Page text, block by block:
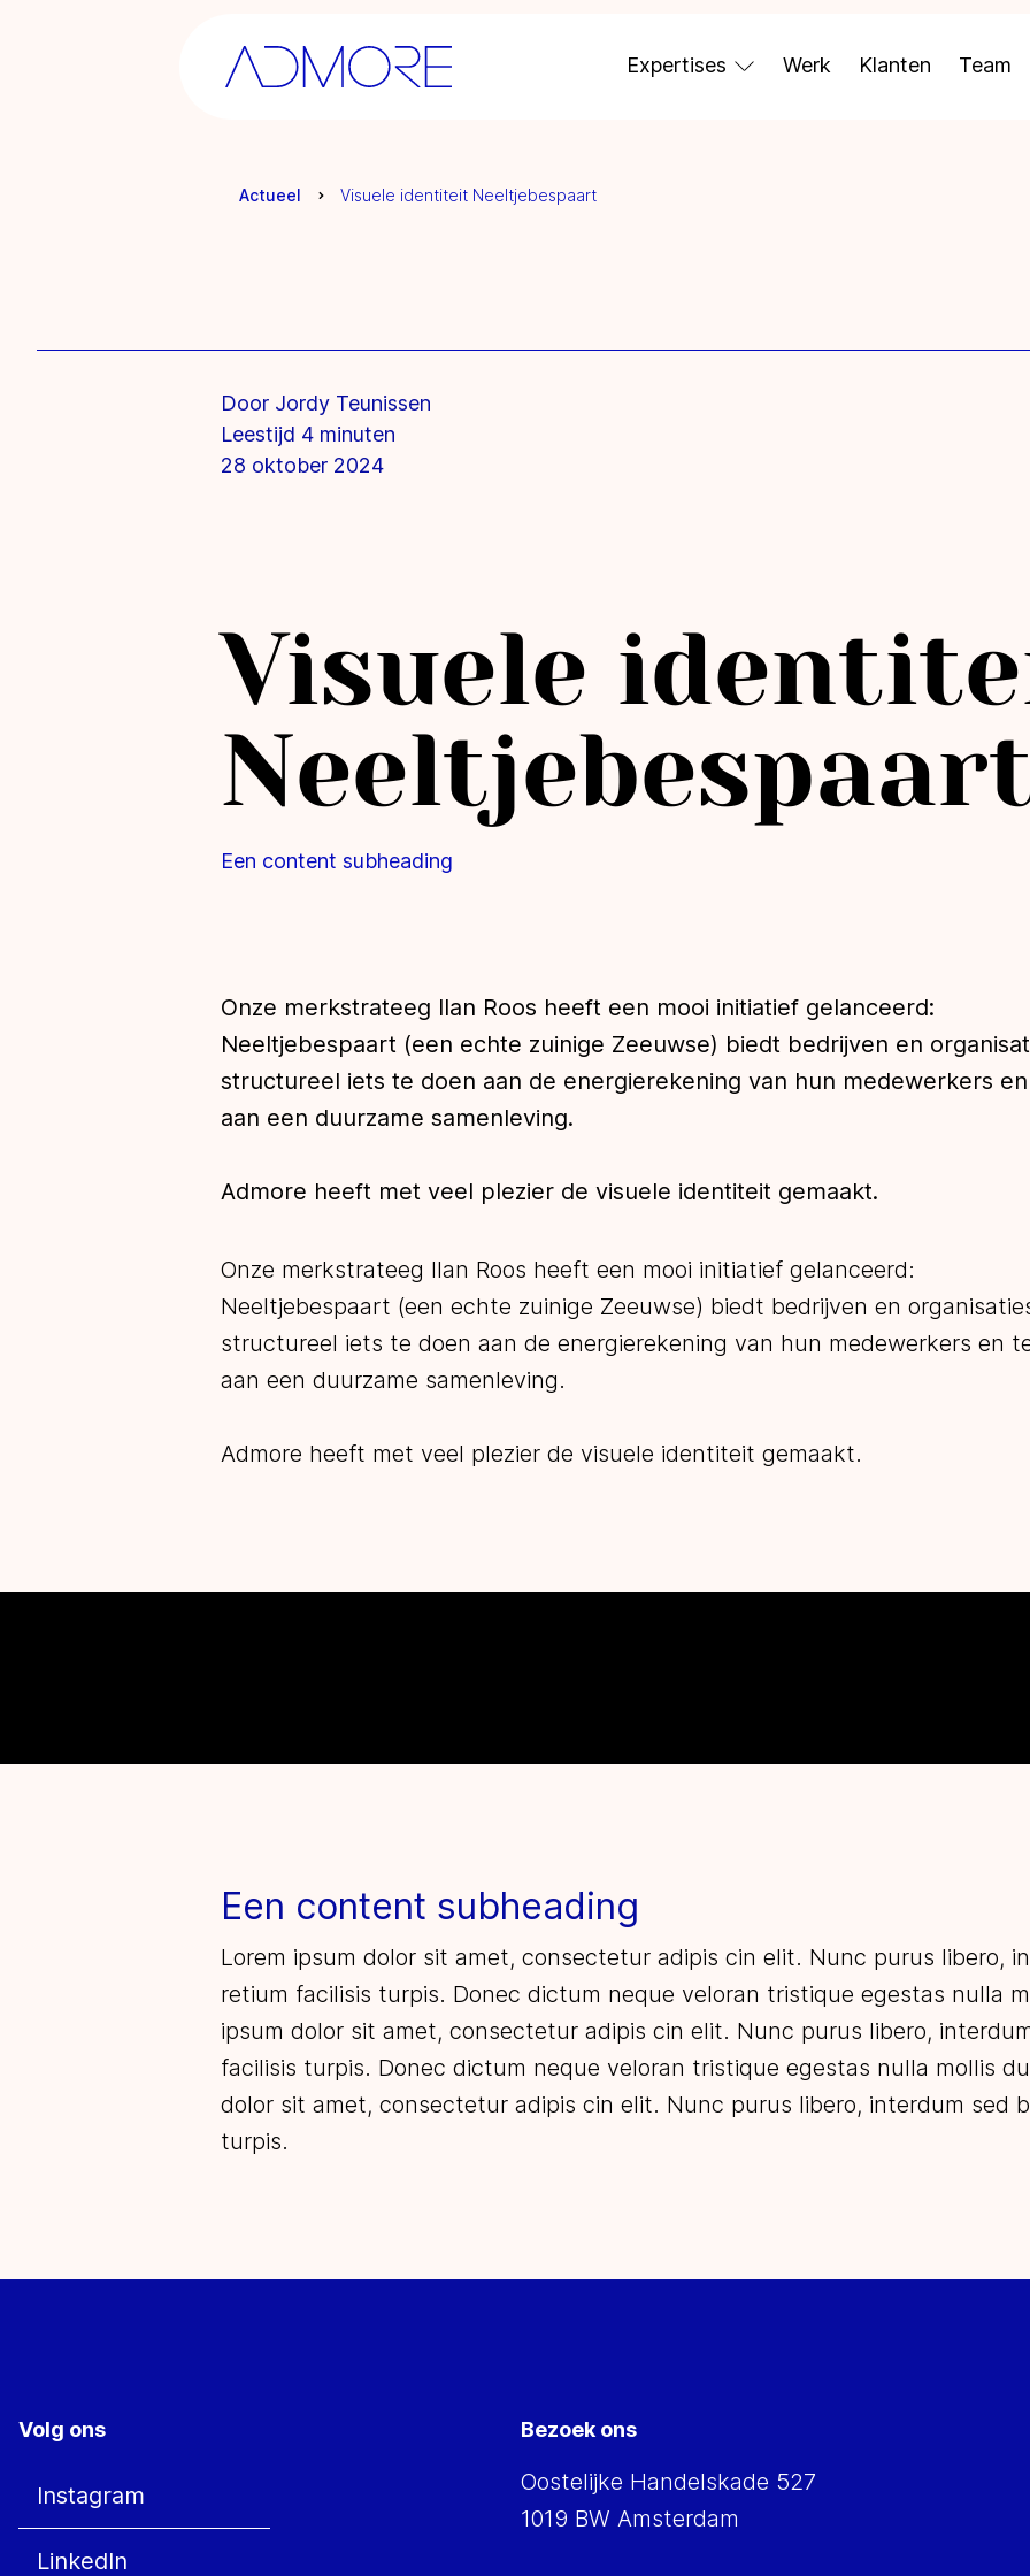
Expertises Werk Klanten Team
Actueel Visuele identiteit Neeltjebespaart
Door Jordy Teunissen
Leestijd 4 minuten
28 oktober 2024
Visuele
Een content subheading
Onze merkstrateeg Ilan Roos heeft een mooi initiatief gelanceerd:
Neeltjebespaart (een echte zuinige Zeeuwse) biedt bedrijven en
structureel iets te doen aan de energierekening van hun medewerkers
aan een duurzame samenleving.
Admore heeft met veel plezier de visuele identiteit gemaakt.
Onze merkstrateeg Ilan Roos heeft een mooi initiatief gelanceerd:
Neeltjebespaart (een echte zuinige Zeeuwse) biedt bedrijven en
structureel iets te doen aan de energierekening van hun medewerkers en
aan een duurzame samenleving.
Admore heeft met veel plezier de visuele identiteit gemaakt.
Een content subheading
Lorem ipsum dolor sit amet, consectetur adipis cin elit. Nunc purus libero,
retium facilisis turpis. Donec dictum neque veloran tristique egestas nulla
ipsum dolor sit amet, consectetur adipis cin elit. Nunc purus libero,
facilisis turpis. Donec dictum neque veloran tristique egestas nulla mollis
dolor sit amet, consectetur adipis cin elit. Nunc purus libero, interdum sed
turpis.
Volg ons
Instagram
LinkedIn
Bezoek ons
Oostelijke Handelskade 527
1019 BW Amsterdam